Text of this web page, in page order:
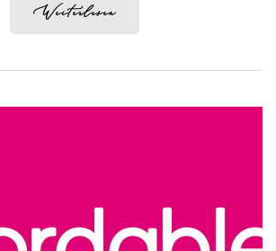
Weiterlesen